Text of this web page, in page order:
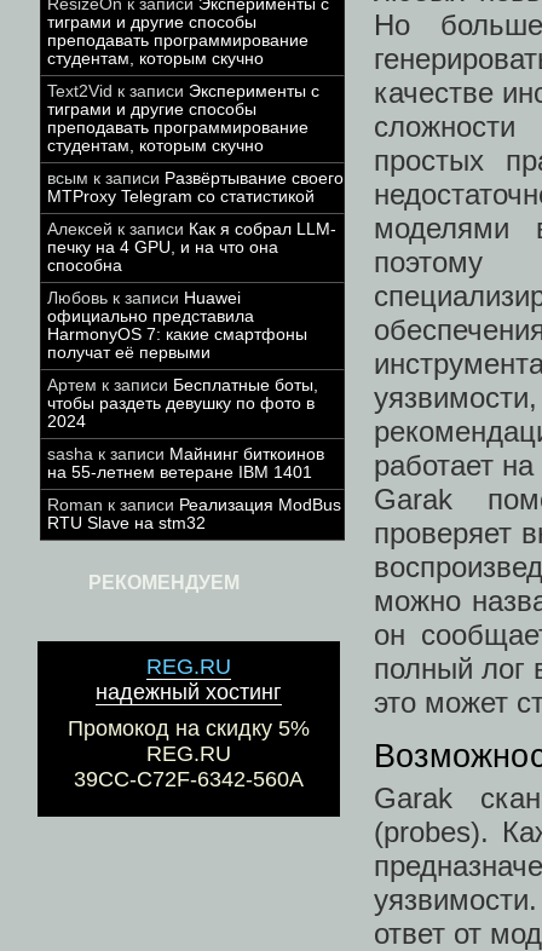
ResizeOn к записи Эксперименты с
тиграми и другие способы
преподавать программирование
студентам, которым скучно
Text2Vid к записи Эксперименты с
тиграми и другие способы
преподавать программирование
студентам, которым скучно
всым к записи Развёртывание своего
MTProxy Telegram со статистикой
Алексей к записи Как я собрал LLM-
печку на 4 GPU, и на что она
способна
Любовь к записи Huawei
официально представила
HarmonyOS 7: какие смартфоны
получат её первыми
Артем к записи Бесплатные боты,
чтобы раздеть девушку по фото в
2024
sasha к записи Майнинг биткоинов
на 55-летнем ветеране IBM 1401
Roman к записи Реализация ModBus
RTU Slave на stm32
РЕКОМЕНДУЕМ
REG.RU
надежный хостинг
Промокод на скидку 5%
REG.RU
39CC-C72F-6342-560A
Но
качестве
простых
моделями
работает
Garak
проверяет
можно
он
полный лог
это может
Garak
(probes).
ответ от